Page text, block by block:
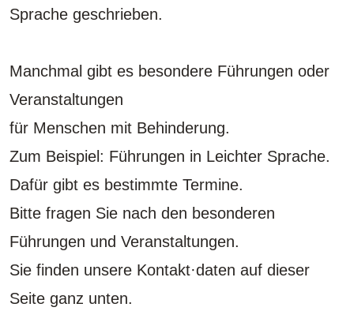
Sprache geschrieben.
Manchmal gibt es besondere Führungen oder
Veranstaltungen
für Menschen mit Behinderung.
Zum Beispiel: Führungen in Leichter Sprache.
Dafür gibt es bestimmte Termine.
Bitte fragen Sie nach den besonderen
Führungen und Veranstaltungen.
Sie finden unsere Kontakt·daten auf dieser
Seite ganz unten.